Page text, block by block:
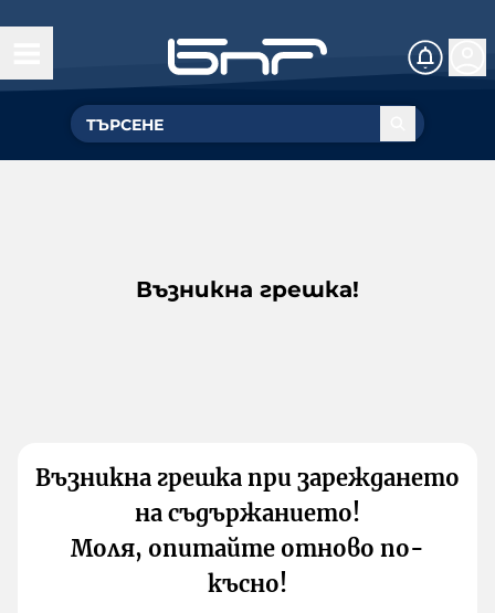
Възникна грешка!
Възникна грешка при зареждането
на съдържанието!
Моля, опитайте отново по-
късно!